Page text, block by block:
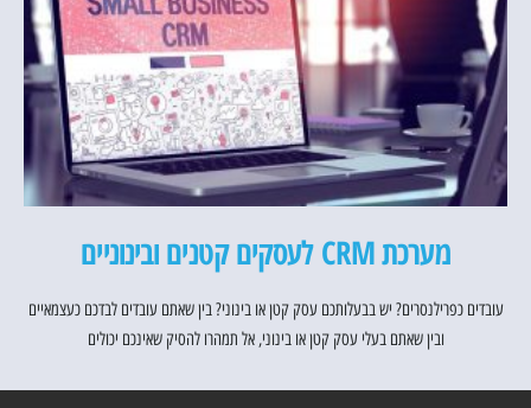
מערכת CRM לעסקים קטנים ובינוניים
עובדים כפרילנסרים? יש בבעלותכם עסק קטן או בינוני? בין שאתם עובדים לבדכם כעצמאיים
ובין שאתם בעלי עסק קטן או בינוני, אל תמהרו להסיק שאינכם יכולים